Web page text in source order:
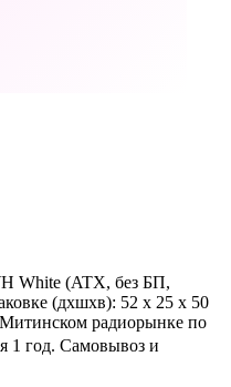
White (ATX, без БП,
(дхшхв): 52 x 25 x 50
радиорынке по
1 год. Самовывоз и